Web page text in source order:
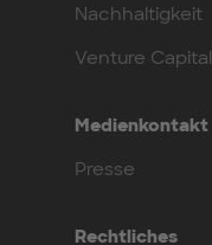
Nachhaltigkeit
Venture Capital
Medienkontakt
Presse
Rechtliches